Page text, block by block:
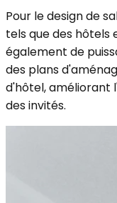
Pour le design de
tels que des hôtels
également de
des plans
d'hôtel, améliorant
des invités.